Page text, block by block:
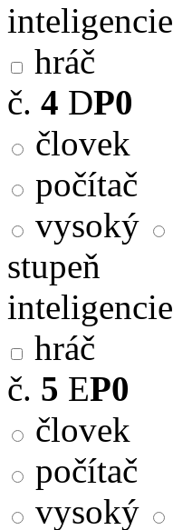
inteligencie
hráč
č. 4 DP0
človek
počítač
vysoký
stupeň
inteligencie
hráč
č. 5 EP0
človek
počítač
vysoký